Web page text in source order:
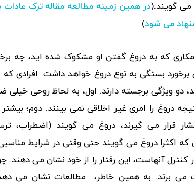
در همین زمینه مطالعه مقاله ترک عادات
می شود)
که به دروغ گفتن او مشکوک شده اید، چه
بستگی به نوع دروغ خواهد داشت. افرادی که
دو ویژگی برجسته دارند. اول، به لحاظ روحی خیلی
دروغ را امری غیر اخلاقی نمی بینند. دوم؛ بیشتر
قرار می گیرند، دروغ می گویند (اضطراب،
که اکثرا دروغ می گویند حتی وقتی در شرایط
کنترل آنهاست، این رفتار را از خود نشان می دهند.
می برند. به همین خاطر، مطالعات نشان می